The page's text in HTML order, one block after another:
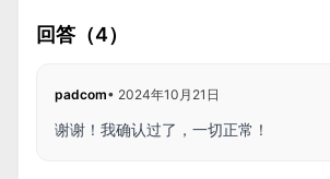
回答（4）
padcom• 2024年10月21日
谢谢！我确认过了，一切正常！